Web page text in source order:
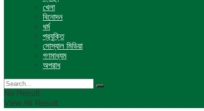
খেলা
বিনোদন
ধর্ম
প্রযুক্তি
সোস্যাল মিডিয়া
গণমাধ্যম
অপরাধ
No Result
View All Result